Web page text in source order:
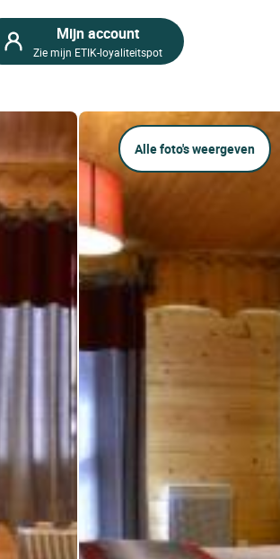
Mijn account
Zie mijn ETIK-loyaliteitspot
Alle foto's weergeven